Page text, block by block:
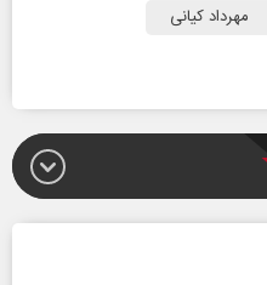
مهرداد کیانی